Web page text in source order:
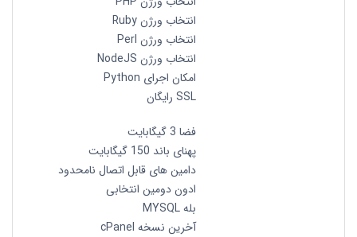
انتخاب ورژن Ruby
انتخاب ورژن Perl
انتخاب ورژن NodeJS
امکان اجرای Python
SSL رایگان
فضا 3 گیگابایت
پهنای باند 150 گیگابایت
دامین های قابل اتصال نامحدود
ادون دومین انتخابی
بله MYSQL
آخرین نسخه cPanel